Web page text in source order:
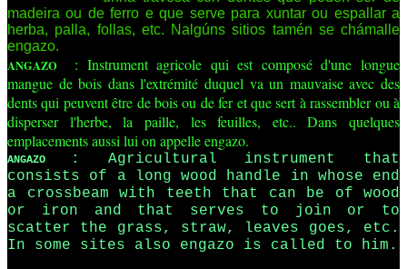
madeira ou de ferro e que serve para xuntar ou espallar a
herba, palla, follas, etc. Nalgúns sitios tamén se chámalle
engazo.
ANGAZO
: Instrument agricole qui est composé d'une longue
mangue de bois dans l'extrémité duquel va un mauvaise avec des
dents qui peuvent être de bois ou de fer et que sert à rassembler ou à
disperser l'herbe, la paille, les feuilles, etc.. Dans quelques
emplacements aussi lui on appelle engazo.
ANGAZO
: Agricultural instrument that
consists of a long wood handle in whose end
a crossbeam with teeth that can be of wood
or iron and that serves to join or to
scatter the grass, straw, leaves goes, etc.
In some sites also engazo is called to him.